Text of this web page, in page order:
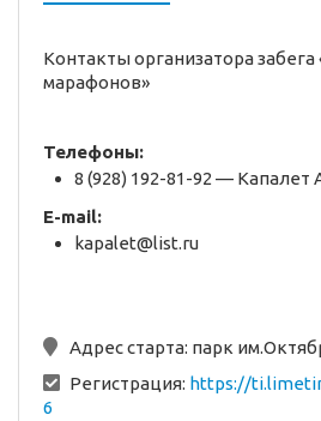
Контакты организатора
марафонов»
Телефоны:
8 (928) 192-81-92 — Капалет
E-mail:
kapalet@list.ru
Адрес старта: парк
Регистрация: https://
6